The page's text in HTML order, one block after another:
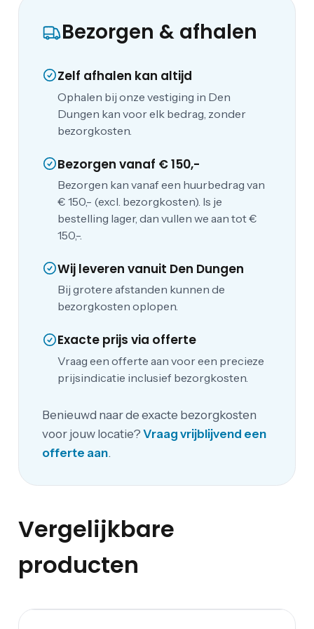
Bezorgen & afhalen
Zelf afhalen kan altijd
Ophalen bij onze vestiging in Den
Dungen kan voor elk bedrag, zonder
bezorgkosten.
Bezorgen vanaf € 150,-
Bezorgen kan vanaf een huurbedrag van
€ 150,- (excl. bezorgkosten). Is je
bestelling lager, dan vullen we aan tot €
150,-.
Wij leveren vanuit Den Dungen
Bij grotere afstanden kunnen de
bezorgkosten oplopen.
Exacte prijs via offerte
Vraag een offerte aan voor een precieze
prijsindicatie inclusief bezorgkosten.
Benieuwd naar de exacte bezorgkosten
voor jouw locatie?Vraag vrijblijvend een
offerte aan.
Vergelijkbare
producten